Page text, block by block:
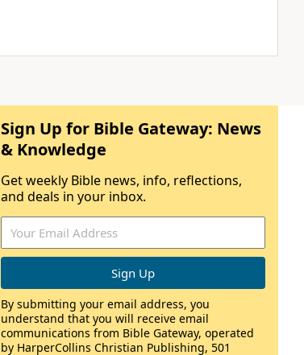
Sign Up for Bible Gateway: News
& Knowledge
Get weekly Bible news, info, reflections,
and deals in your inbox.
By submitting your email address, you
understand that you will receive email
communications from Bible Gateway, operated
by HarperCollins Christian Publishing, 501